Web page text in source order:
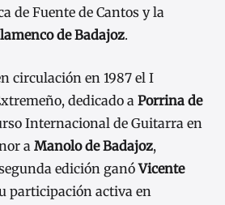
de Fuente de Cantos y la
de Badajoz.
circulación en 1987 el I
dedicado a Porrina de
Internacional de Guitarra en
a Manolo de Badajoz,
edición ganóVicente
participación activa en